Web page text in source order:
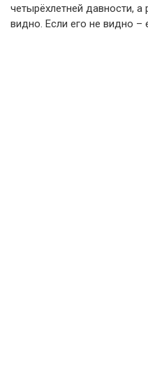
четырёхлетней давности, а
видно. Если его не видно –